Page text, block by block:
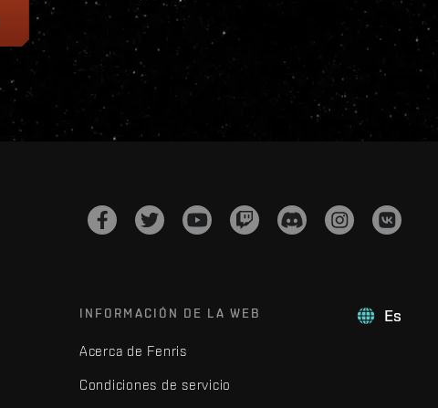
Es
INFORMACIÓN DE LA WEB
Acerca de Fenris
Condiciones de servicio